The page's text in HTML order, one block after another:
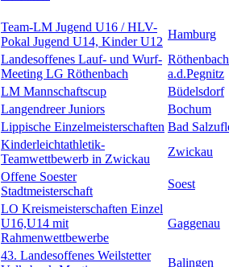
Team-LM Jugend U16 / HLV-
Pokal Jugend U14, Kinder U12
Hamburg
Landesoffenes Lauf- und Wurf-
Meeting LG Röthenbach
Röthenbach
a.d.Pegnitz
LM Mannschaftscup
Büdelsdorf
Langendreer Juniors
Bochum
Lippische Einzelmeisterschaften Bad
Kinderleichtathletik-
Teamwettbewerb in Zwickau
Zwickau
Offene Soester
Stadtmeisterschaft
Soest
LO Kreismeisterschaften Einzel
U16,U14 mit
Rahmenwettbewerbe
Gaggenau
43. Landesoffenes Weilstetter
Balingen